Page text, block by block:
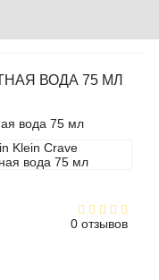
ВОДА 75 МЛ
0 отзывов